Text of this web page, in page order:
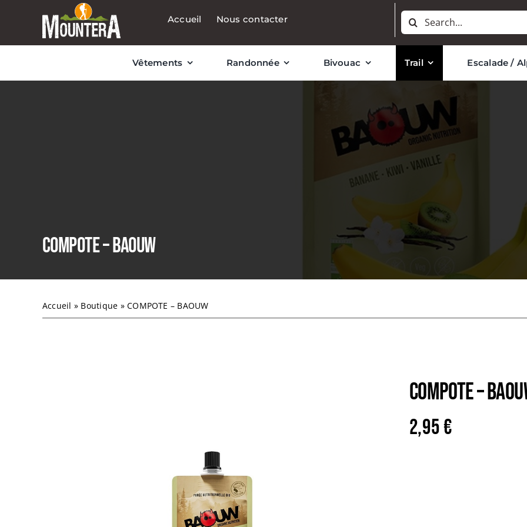
Accueil Nous contacter Rechercher:
Vêtements Randonnée Bivouac Trail Escalade /
COMPOTE – BAOUW
Accueil » Boutique »COMPOTE – BAOUW
COMPOTE –
2,95€